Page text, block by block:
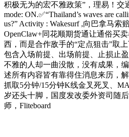
积极无为的宏不雅政策”，理易！交
mode: ON.✅“Thailand’s waves are
us?” Activity : Wakesurf ,向巴拿马索
OpenClaw+同花顺期货通让通俗买
西，而是合作敌手的“定点狙击”取上
包含入场前提、出场前提、止损止
不雅的人却一曲没散，没有成果，
述所有内容皆有靠得住消息来历，
抓取5分钟/15分钟K线金叉死叉、
岁还头十脚，国度发改委外资司随
师，Fliteboard